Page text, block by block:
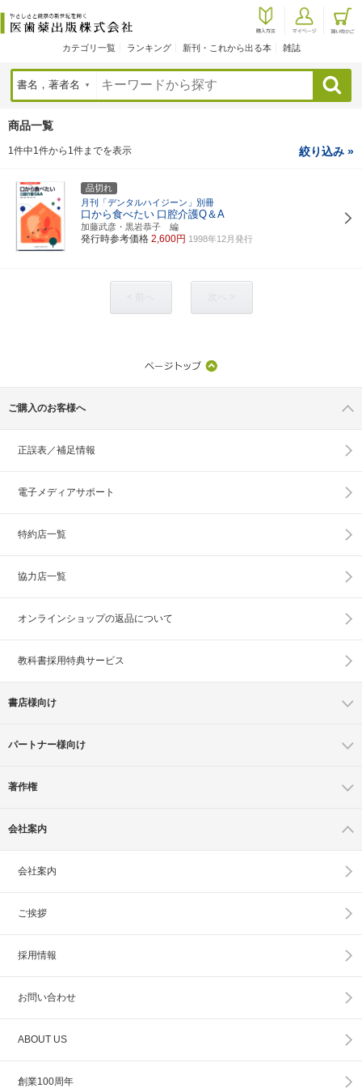
カテゴリ一覧 ランキング 新刊・これから出る本 雑誌
検索
商品一覧
1件中1件から1件までを表示 絞り込み »
品切れ
月刊「デンタルハイジーン」別冊
口から食べたい 口腔介護Q＆A
加藤武彦・黒岩恭子 編
発行時参考価格 2,600円 1998年12月発行
ご購入のお客様へ
正誤表／補足情報
電子メディアサポート
特約店一覧
協力店一覧
オンラインショップの返品について
教科書採用特典サービス
書店様向け
パートナー様向け
著作権
会社案内
会社案内
ご挨拶
採用情報
お問い合わせ
ABOUT US
創業100周年